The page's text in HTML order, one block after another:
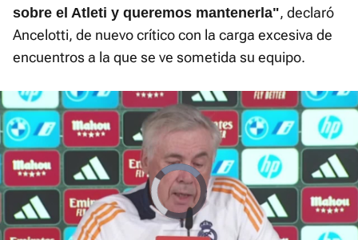
sobre el Atleti y queremos mantenerla", declaró
Ancelotti, de nuevo crítico con la carga excesiva de
encuentros a la que se ve sometida su equipo.
Video
Player
is
loading.